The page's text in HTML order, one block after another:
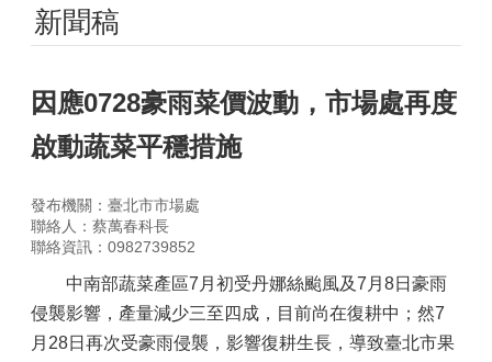
新聞稿
因應0728豪雨菜價波動，市場處再度
啟動蔬菜平穩措施
發布機關：臺北市市場處
聯絡人：蔡萬春科長
聯絡資訊：0982739852
中南部蔬菜產區7月初受丹娜絲颱風及7月8日豪雨
侵襲影響，產量減少三至四成，目前尚在復耕中；然7
月28日再次受豪雨侵襲，影響復耕生長，導致臺北市果